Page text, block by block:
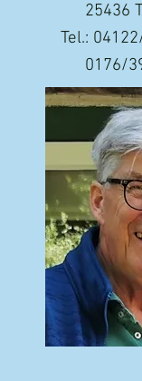
25436
Tel.:
0176/